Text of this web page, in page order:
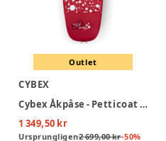
Outlet
CYBEX
Cybex Åkpåse - Petticoat Red
1 349,50 kr
Ursprungligen2 699,00 kr-50%